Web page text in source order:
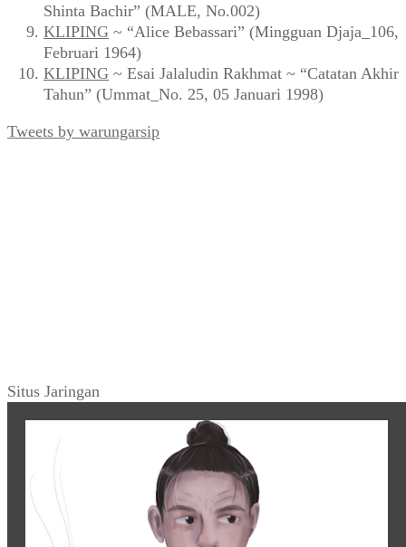
Shinta Bachir” (MALE, No.002)
KLIPING ~ “Alice Bebassari” (Mingguan Djaja_106,
Februari 1964)
KLIPING ~ Esai Jalaludin Rakhmat ~ “Catatan Akhir
Tahun” (Ummat_No. 25, 05 Januari 1998)
Tweets by warungarsip
Situs Jaringan